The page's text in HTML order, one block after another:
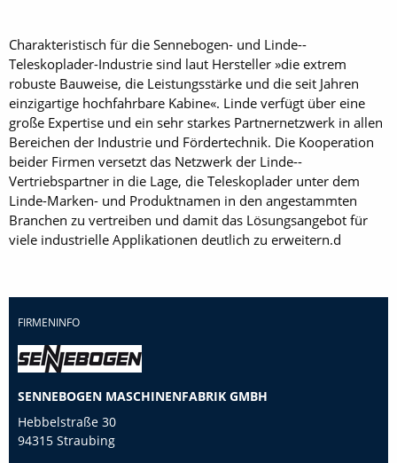
Charakteristisch für die Sennebogen- und Linde-­
Teleskoplader-Industrie sind laut Hersteller »die extrem
robuste Bauweise, die Leistungsstärke und die seit Jahren
einzigartige hochfahrbare Kabine«. Linde verfügt über eine
große Expertise und ein sehr starkes Partnernetzwerk in allen
Bereichen der Industrie und Fördertechnik. Die Kooperation
beider Firmen versetzt das Netzwerk der Linde-­
Vertriebspartner in die Lage, die Teleskoplader unter dem
Linde-Marken- und Produktnamen in den angestammten
Branchen zu vertreiben und damit das Lösungsangebot für
viele industrielle Applikationen deutlich zu erweitern.d
FIRMENINFO
SENNEBOGEN MASCHINENFABRIK GMBH
Hebbelstraße 30
94315 Straubing